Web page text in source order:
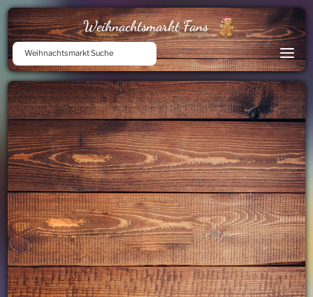
Weihnachtsmarkt Fans
Weihnachtsmarkt Suche